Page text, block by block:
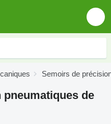
Semoirs de
de